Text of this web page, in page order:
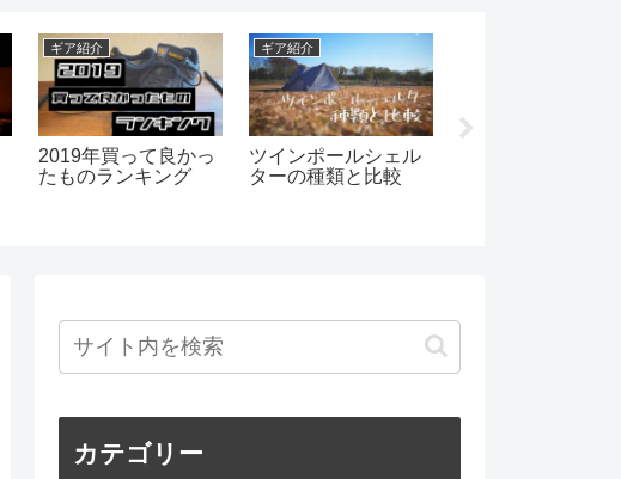
ギア紹介
2019年買って良かっ
たものランキング
ギア紹介
ツインポールシェル
ターの種類と比較
カテゴリー